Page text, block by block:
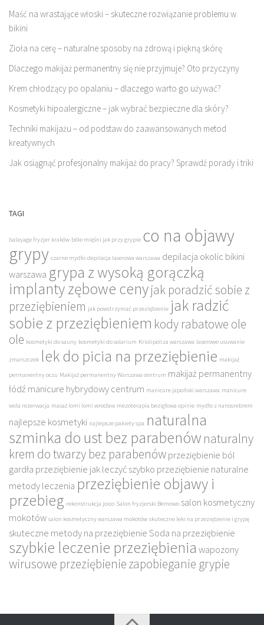
Maść na wrastające włoski – skuteczne rozwiązanie problemu w
bikini
Zioła na cerę – naturalne sposoby na zdrową i piękną skórę
Dlaczego makijaż permanentny się nie przyjmuje? Oto przyczyny
Krem chłodzący po opalaniu – dlaczego warto go używać?
Kosmetyki hipoalergiczne – jak wybrać bezpieczne dla skóry?
Techniki makijażu – od podstaw do zaawansowanych metod
kreatywnych
Jak osiągnąć profesjonalny makijaż do pracy? Sprawdź porady i triki
TAGI
balayage fryzjer kraków bóle mięśni jak przy grypie co na objawy
grypy czarne mydło depilacja laserowa warszawa depilacja okolic bikini
warszawa grypa z wysoką gorączką
implanty zębowe cenyjak poradzić sobie z
przeziębieniem jak powstrzymać przeziębienie jak radzić
sobie z przeziębieniem kody rabatowe ole
ole kosmetyki do sauny kosmetyki do solarium Kriolipoliza warszawa laserowe usuwanie
zmarszczek lek do picia na przeziębienie makijaż
permanentny oczu Makijaż permanentny Warszawa centrum makijaż permanentny
łódź manicure hybrydowy centrum manicure japoński warszawa manicure
wola rezerwacja masaż lomi lomi wrocław mezoterapia bezigłowa opinie mydło z nanosrebrem
najlepsze kosmetyki najlepsze pakiety spa naturalna
szminka do ust bez parabenów naturalny
krem do twarzy bez parabenówprzeziębienie ból
gardła przeziębienie jak leczyć szybko przeziębienie naturalne
metody leczenia przeziębienie objawy i
przebieg rekonstrukcja joico Salon fryzjerski Bemowo salon kosmetyczny
mokotów salon kosmetyczny warszawa mokotów skuteczne leki na przeziębienie i grypę
skuteczne metody na przeziębienieSoda na przeziębienie
szybkie leczenie przeziębienia wapozony
wirusowe przeziębieniezapobieganie grypie